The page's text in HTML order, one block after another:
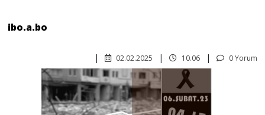
ibo.a.bo
0 Yorum
10.06
02.02.2025